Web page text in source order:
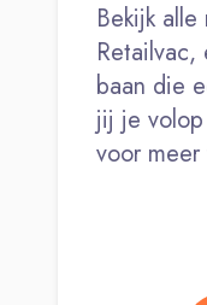
Bekijk
baan die
jij je
voor